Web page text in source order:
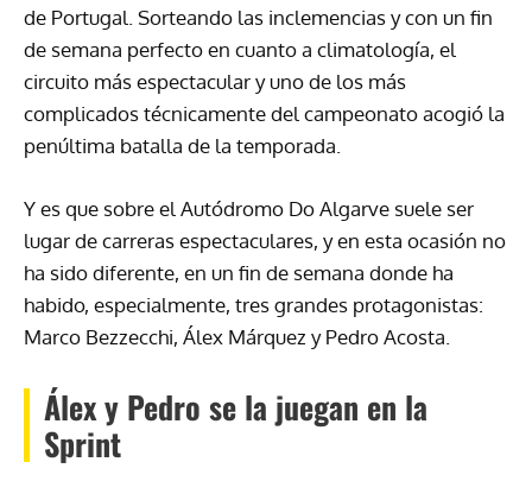
de Portugal. Sorteando las inclemencias y con un fin
de semana perfecto en cuanto a climatología, el
circuito más espectacular y uno de los más
complicados técnicamente del campeonato acogió la
penúltima batalla de la temporada.
Y es que sobre el Autódromo Do Algarve suele ser
lugar de carreras espectaculares, y en esta ocasión no
ha sido diferente, en un fin de semana donde ha
habido, especialmente, tres grandes protagonistas:
Marco Bezzecchi, Álex Márquez y Pedro Acosta.
Álex y Pedro se la juegan en la
Sprint